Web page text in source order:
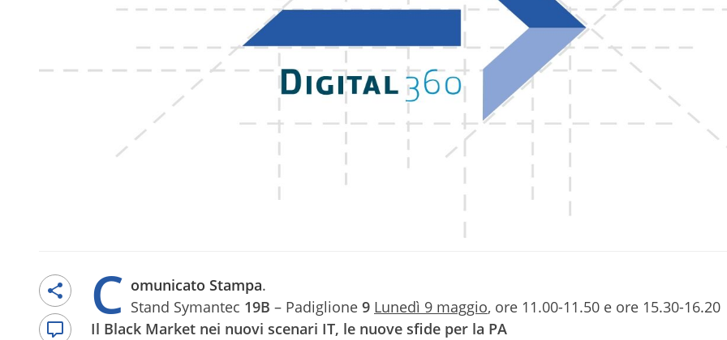
C omunicato Stampa.
Stand Symantec 19B – Padiglione 9 Lunedì 9 maggio, ore 11.00-11.50 e ore 15.30-16.20
Il Black Market nei nuovi scenari IT, le nuove sfide per la PA